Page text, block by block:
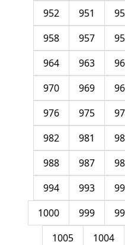
951
952
957
958
963
964
969
970
975
976
981
982
987
988
993
994
999
1000
1004
1005